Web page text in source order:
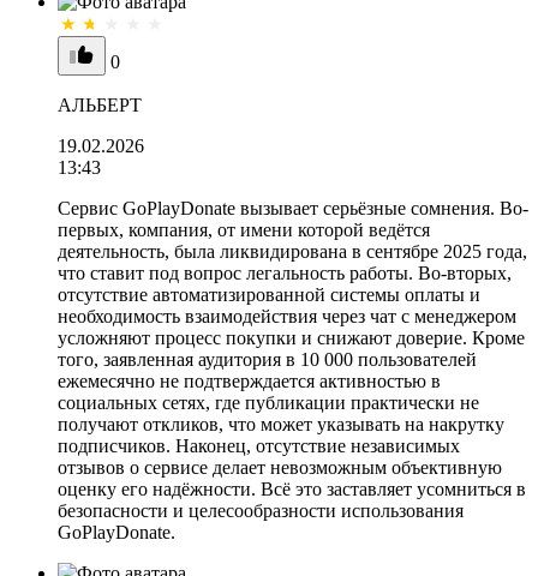
0
АЛЬБЕРТ
19.02.2026
13:43
Сервис GoPlayDonate вызывает серьёзные сомнения. Во-
первых, компания, от имени которой ведётся
деятельность, была ликвидирована в сентябре 2025 года,
что ставит под вопрос легальность работы. Во-вторых,
отсутствие автоматизированной системы оплаты и
необходимость взаимодействия через чат с менеджером
усложняют процесс покупки и снижают доверие. Кроме
того, заявленная аудитория в 10 000 пользователей
ежемесячно не подтверждается активностью в
социальных сетях, где публикации практически не
получают откликов, что может указывать на накрутку
подписчиков. Наконец, отсутствие независимых
отзывов о сервисе делает невозможным объективную
оценку его надёжности. Всё это заставляет усомниться в
безопасности и целесообразности использования
GoPlayDonate.